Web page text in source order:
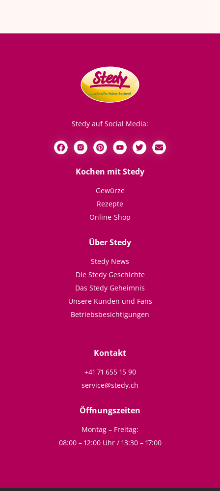
Stedy auf Social Media:
Kochen mit Stedy
Gewürze
Rezepte
Online-Shop
Über Stedy
Stedy News
Die Stedy Geschichte
Das Stedy Geheimnis
Unsere Kunden und Fans
Betriebsbesichtigungen
Kontakt
+41 71 655 15 90
service@stedy.ch
Öffnungszeiten
Montag – Freitag:
08:00 – 12:00 Uhr / 13:30 – 17:00